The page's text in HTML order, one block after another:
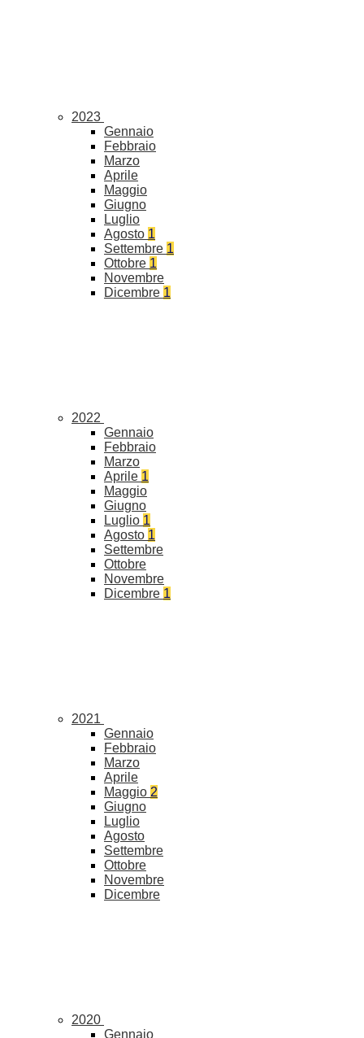
2023
Gennaio
Febbraio
Marzo
Aprile
Maggio
Giugno
Luglio
Agosto 1
Settembre 1
Ottobre 1
Novembre
Dicembre 1
2022
Gennaio
Febbraio
Marzo
Aprile 1
Maggio
Giugno
Luglio 1
Agosto 1
Settembre
Ottobre
Novembre
Dicembre 1
2021
Gennaio
Febbraio
Marzo
Aprile
Maggio 2
Giugno
Luglio
Agosto
Settembre
Ottobre
Novembre
Dicembre
2020
Gennaio